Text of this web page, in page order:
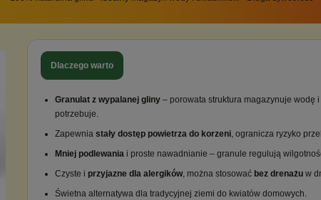
Dlaczego warto
Granulat z wypalanej gliny – porowata struktura magazynuje wodę
potrzebuje.
Zapewnia stały dostęp powietrza do korzeni, ogranicza ryzyko
Mniej podlewania i proste nawadnianie – granule regulują
Czyste i przyjazne dla alergików, można stosować bez drenażu w
Świetna alternatywa dla tradycyjnej ziemi do kwiatów domowych.